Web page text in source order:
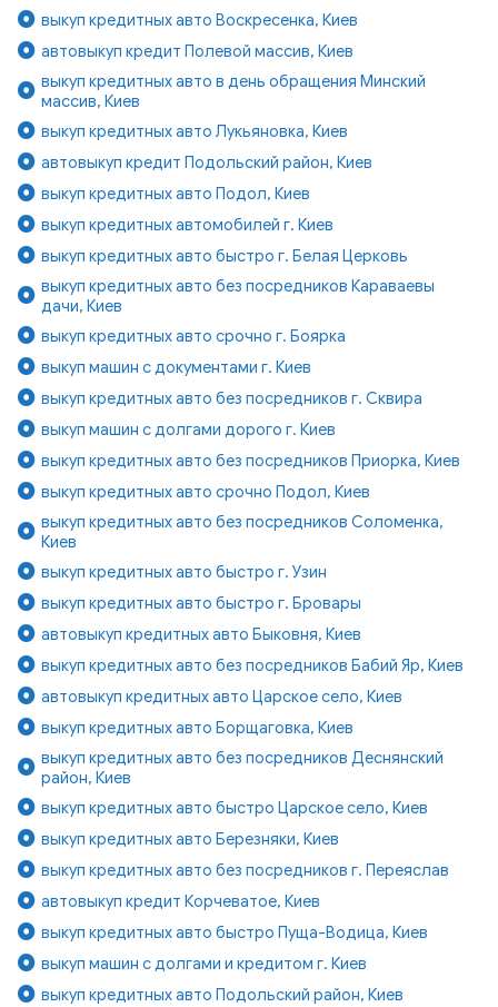
выкуп кредитных авто Воскресенка, Киев
автовыкуп кредит Полевой массив, Киев
выкуп кредитных авто в день обращения Минский
массив, Киев
выкуп кредитных авто Лукьяновка, Киев
автовыкуп кредит Подольский район, Киев
выкуп кредитных авто Подол, Киев
выкуп кредитных автомобилей г. Киев
выкуп кредитных авто быстро г. Белая Церковь
выкуп кредитных авто без посредников Караваевы
дачи, Киев
выкуп кредитных авто срочно г. Боярка
выкуп машин с документами г. Киев
выкуп кредитных авто без посредников г. Сквира
выкуп машин с долгами дорого г. Киев
выкуп кредитных авто без посредников Приорка, Киев
выкуп кредитных авто срочно Подол, Киев
выкуп кредитных авто без посредников Соломенка,
Киев
выкуп кредитных авто быстро г. Узин
выкуп кредитных авто быстро г. Бровары
автовыкуп кредитных авто Быковня, Киев
выкуп кредитных авто без посредников Бабий Яр, Киев
автовыкуп кредитных авто Царское село, Киев
выкуп кредитных авто Борщаговка, Киев
выкуп кредитных авто без посредников Деснянский
район, Киев
выкуп кредитных авто быстро Царское село, Киев
выкуп кредитных авто Березняки, Киев
выкуп кредитных авто без посредников г. Переяслав
автовыкуп кредит Корчеватое, Киев
выкуп кредитных авто быстро Пуща-Водица, Киев
выкуп машин с долгами и кредитом г. Киев
выкуп кредитных авто Подольский район, Киев